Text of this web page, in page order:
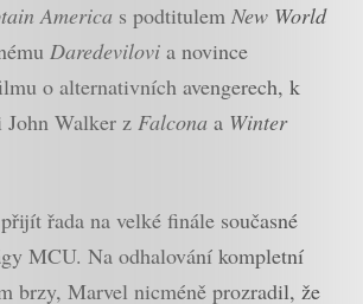
America s podtitulem New World
Daredevilovi a novince
o alternativních avengerech, k
Walker z Falcona a Winter
řada na velké finále současné
MCU. Na odhalování kompletní
brzy, Marvel nicméně prozradil, že